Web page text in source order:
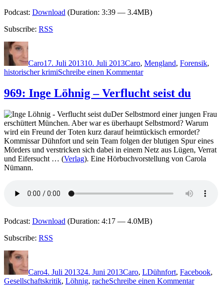
Podcast: Download (Duration: 3:39 — 3.4MB)
Subscribe: RSS
Autor
Caro17. Juli 201310. Juli 2013Caro, Mengland, Forensik,
historischer krimiSchreibe einen Kommentarzu
D.E.
Meredith
Der
Leichensammler
969: Inge Löhnig – Verflucht seist du
Der Selbstmord einer jungen Frau
erschüttert München. Aber war es überhaupt Selbstmord? Warum
wird ein Freund der Toten kurz darauf heimtückisch ermordet?
Kommissar Dühnfort und sein Team folgen der blutigen Spur eines
Mörders und verstricken sich dabei in einem Netz aus Lügen, Verrat
und Eifersucht … (Verlag). Eine Hörbuchvorstellung von Carola
Nümann.
Podcast: Download (Duration: 4:17 — 4.0MB)
Subscribe: RSS
Autor
Caro4. Juli 201324. Juni 2013Caro, LDühnfort, Facebook,
Gesellschaftskritik, Löhnig, racheSchreibe einen Kommentarzu